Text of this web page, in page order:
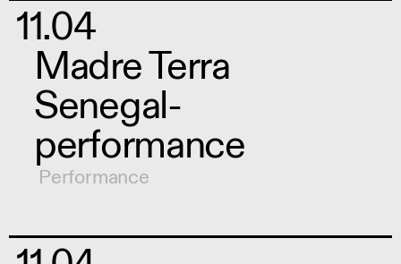
11.04
Madre Terra
Senegal-
performance
Performance